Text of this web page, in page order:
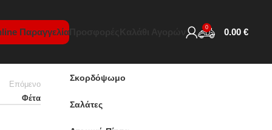
Παραγγελία 0 0.00€
Επόμενο
Φέτα
Σκορδόψωμο
Σαλάτες